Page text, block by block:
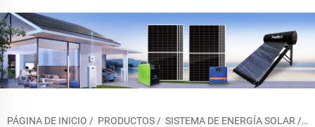
PÁGINA DE INICIO / PRODUCTOS / SISTEMA DE ENERGÍA SOLAR /